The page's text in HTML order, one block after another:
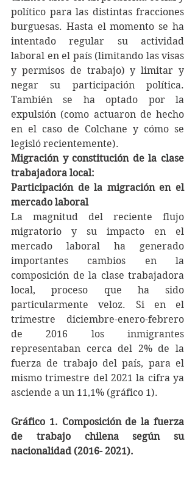
político para las distintas fracciones
burguesas. Hasta el momento se ha
intentado regular su actividad
laboral en el país (limitando las visas
y permisos de trabajo) y limitar y
negar su participación política.
También se ha optado por la
expulsión (como actuaron de hecho
en el caso de Colchane y cómo se
legisló recientemente).
Migración y constitución de la clase
trabajadora local:
Participación de la migración en el
mercado laboral
La magnitud del reciente flujo
migratorio y su impacto en el
mercado laboral ha generado
importantes cambios en la
composición de la clase trabajadora
local, proceso que ha sido
particularmente veloz. Si en el
trimestre diciembre-enero-febrero
de 2016 los inmigrantes
representaban cerca del 2% de la
fuerza de trabajo del país, para el
mismo trimestre del 2021 la cifra ya
asciende a un 11,1% (gráfico 1).
Gráfico 1. Composición de la fuerza
de trabajo chilena según su
nacionalidad (2016- 2021).